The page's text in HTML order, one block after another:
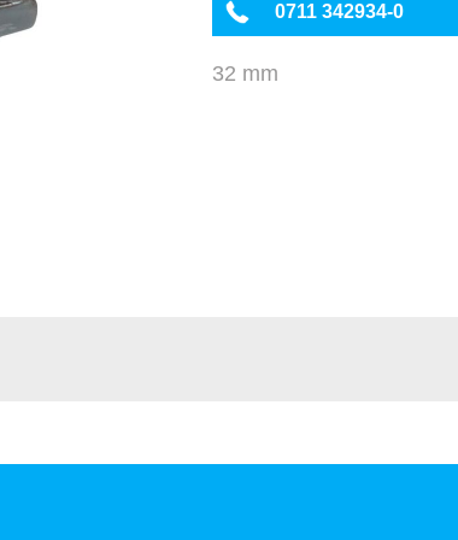
0711 342934-0
32 mm